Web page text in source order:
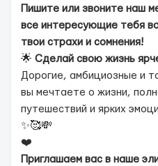
Пишите или звоните наш
все интересующие тебя
твои страхи и сомнения!
🌟 Сделай свою жизнь
Дорогие, амбициозные и
вы мечтаете о жизни,
путешествий и ярких
✨🥰💸
❤️
Приглашаем вас в наше